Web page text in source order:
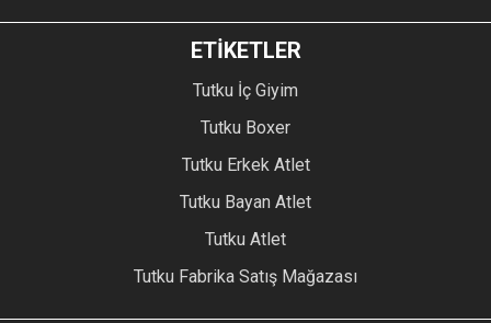
ETİKETLER
Tutku İç Giyim
Tutku Boxer
Tutku Erkek Atlet
Tutku Bayan Atlet
Tutku Atlet
Tutku Fabrika Satış Mağazası